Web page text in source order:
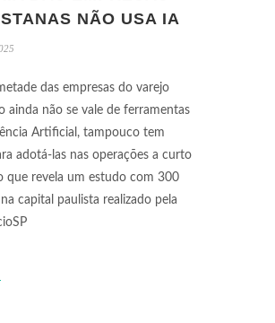
NÃO USA IA
das empresas do varejo
ainda não se vale de ferramentas
Artificial, tampouco tem
adotá-las nas operações a curto
que revela um estudo com 300
capital paulista realizado pela